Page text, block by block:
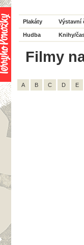
Plakáty Výstavní
Hudba Knihy/
Filmy
A B C D E